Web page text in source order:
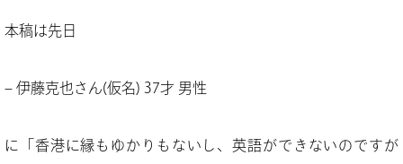
本稿は先日
– 伊藤克也さん(仮名) 37才 男性
に「香港に縁もゆかりもないし、英語ができないのですが